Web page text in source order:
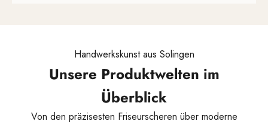
Handwerkskunst aus Solingen
Unsere Produktwelten im
Überblick
Von den präzisesten Friseurscheren über moderne